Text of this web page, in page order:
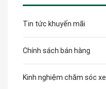
Tin tức khuyến mãi
Chính sách bán hàng
Kinh nghiệm chăm sóc xe